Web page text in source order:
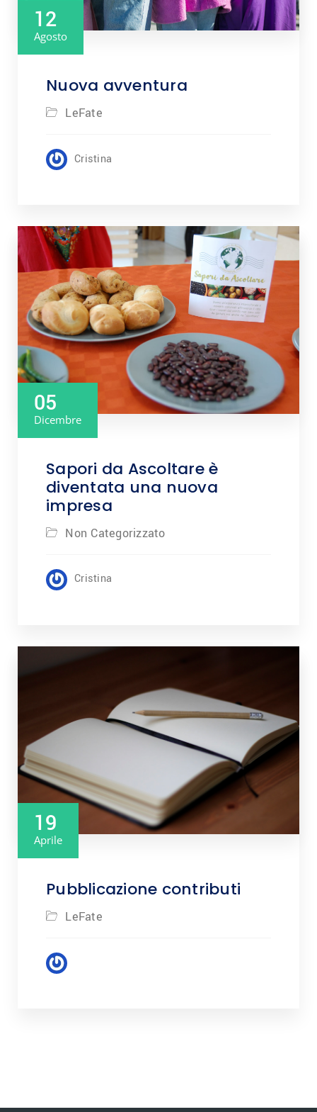
12
Agosto
Nuova avventura
LeFate
Cristina
05
Dicembre
Sapori da Ascoltare è
diventata una nuova
impresa
Non Categorizzato
Cristina
19
Aprile
Pubblicazione contributi
LeFate